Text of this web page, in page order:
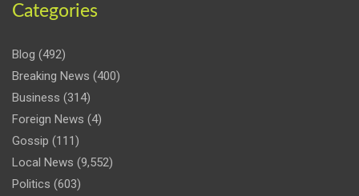
Categories
Blog (492)
Breaking News (400)
Business (314)
Foreign News (4)
Gossip (111)
Local News (9,552)
Politics (603)